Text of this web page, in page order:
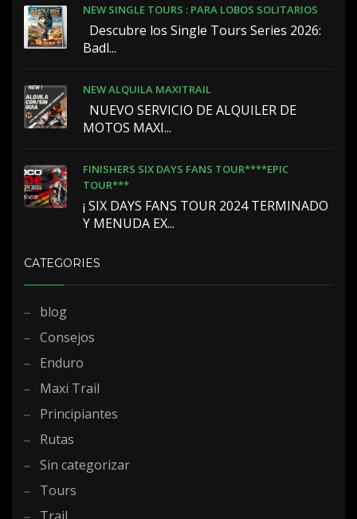
NEW SINGLE TOURS : PARA LOBOS SOLITARIOS
️ ️ Descubre los Single Tours Series 2026:
Badl...
NEW ALQUILA MAXITRAIL
NUEVO SERVICIO DE ALQUILER DE
MOTOS MAXI...
FINISHERS SIX DAYS FANS TOUR****EPIC
TOUR***
¡ SIX DAYS FANS TOUR 2024 TERMINADO
Y MENUDA EX...
CATEGORIES
blog
Consejos
Enduro
Maxi Trail
Principiantes
Rutas
Sin categorizar
Tours